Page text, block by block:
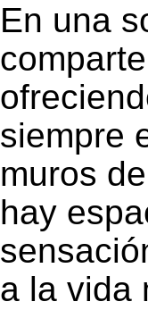
En una
siempre
muros
hay
a la vida